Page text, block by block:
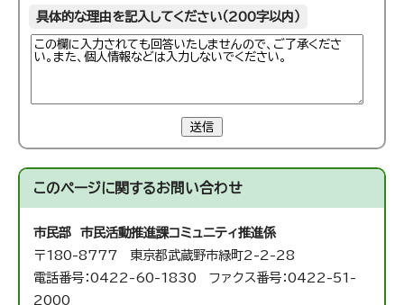
具体的な理由を記入してください（200字以内）
送信
このページに関するお問い合わせ
市民部 市民活動推進課コミュニティ推進係
〒180-8777 東京都武蔵野市緑町2-2-28
電話番号：0422-60-1830 ファクス番号：0422-51-
2000